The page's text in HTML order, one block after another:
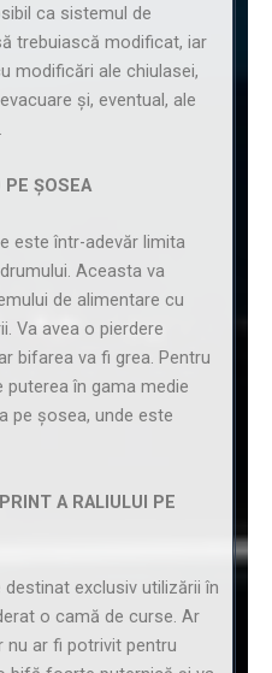
ca sistemul de
trebuiască modificat, iar
modificări ale chiulasei,
și, eventual, ale
ȘOSEA
este într-adevăr limita
Aceasta va
de alimentare cu
Va avea o pierdere
bifarea va fi grea. Pentru
în gama medie
pe șosea, unde este
A RALIULUI PE
exclusiv utilizării în
o camă de curse. Ar
ar fi potrivit pentru